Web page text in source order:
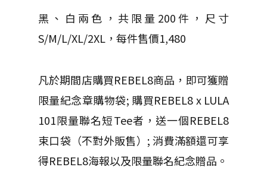
黑、白兩色，共限量200件，尺寸
S/M/L/XL/2XL，每件售價1,480
凡於期間店購買REBEL8商品，即可獲贈
限量紀念章購物袋; 購買REBEL8 x LULA
101限量聯名短Tee者，送一個REBEL8
束口袋（不對外販售）; 消費滿額還可享
得REBEL8海報以及限量聯名紀念贈品。